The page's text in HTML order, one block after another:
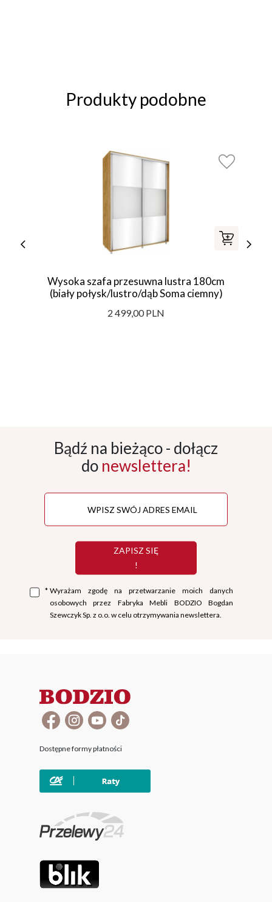
Produkty podobne
Wysoka szafa przesuwna lustra 180cm
(biały połysk/lustro/dąb Soma ciemny)
2 499,00 PLN
Bądź na bieżąco - dołącz
do newslettera!
ZAPISZ SIĘ
!
* Wyrażam zgodę na przetwarzanie moich danych
osobowych przez Fabryka Mebli BODZIO Bogdan
Szewczyk Sp. z o.o. w celu otrzymywania newslettera.
Dostępne formy płatności